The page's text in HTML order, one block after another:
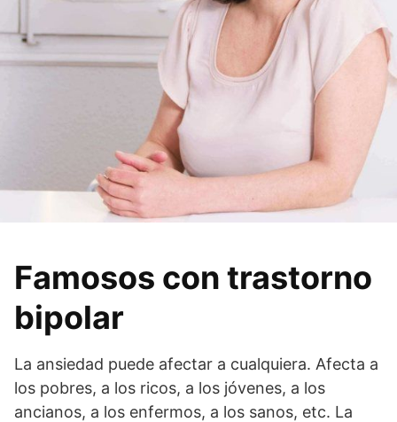
Famosos con trastorno
bipolar
La ansiedad puede afectar a cualquiera. Afecta a
los pobres, a los ricos, a los jóvenes, a los
ancianos, a los enfermos, a los sanos, etc. La